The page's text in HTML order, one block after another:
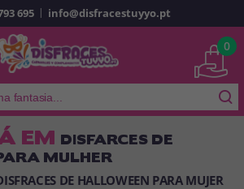
sou cliente
sua senha?
695 | info@disfracestuyyo.pt
0
EM DISFARCES DE
MULHER
DE HALLOWEEN PARA MUJER